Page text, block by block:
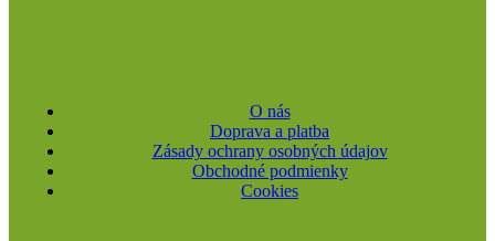
O nás
Doprava a platba
Zásady ochrany osobných údajov
Obchodné podmienky
Cookies